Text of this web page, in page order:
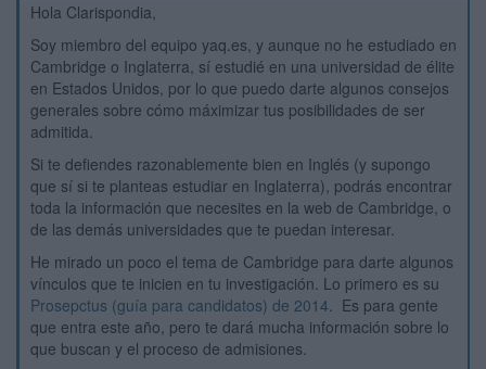
Hola Clarispondia,
Soy miembro del equipo yaq.es, y aunque no he estudiado en
Cambridge o Inglaterra, sí estudié en una universidad de élite
en Estados Unidos, por lo que puedo darte algunos consejos
generales sobre cómo máximizar tus posibilidades de ser
admitida.
Si te defiendes razonablemente bien en Inglés (y supongo
que sí si te planteas estudiar en Inglaterra), podrás encontrar
toda la información que necesites en la web de Cambridge, o
de las demás universidades que te puedan interesar.
He mirado un poco el tema de Cambridge para darte algunos
vínculos que te inicien en tu investigación. Lo primero es su
Prosepctus (guía para candidatos) de 2014. Es para gente
que entra este año, pero te dará mucha información sobre lo
que buscan y el proceso de admisiones.